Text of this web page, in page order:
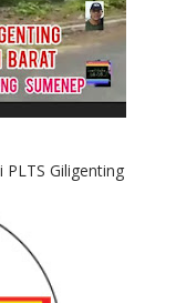
Giligenting